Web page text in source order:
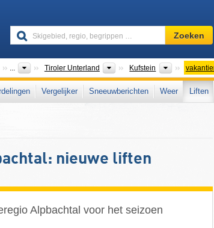
Skigebied,
regio,
…
Zoeken
... Tiroler Unterland Macroregio's
Kufstein Districten
Vergelijker Sneeuwberichten Weer Liften
nieuwe liften
Alpbachtal voor het seizoen